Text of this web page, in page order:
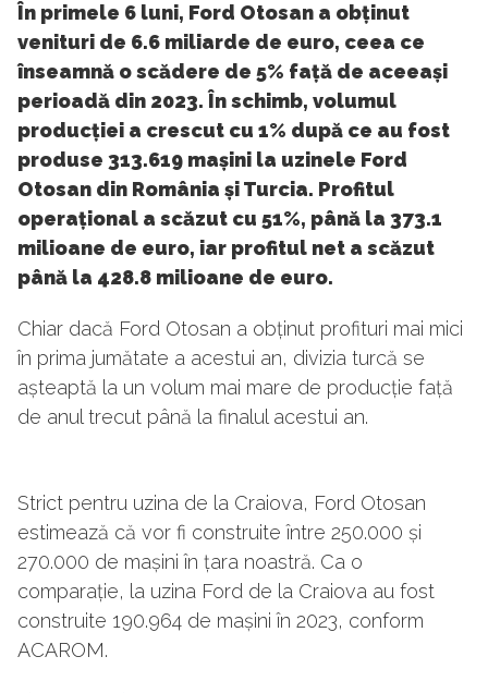
În primele 6 luni, Ford Otosan a obținut
venituri de 6.6 miliarde de euro, ceea ce
înseamnă o scădere de 5% față de aceeași
perioadă din 2023. În schimb, volumul
producției a crescut cu 1% după ce au fost
produse 313.619 mașini la uzinele Ford
Otosan din România și Turcia. Profitul
operațional a scăzut cu 51%, până la 373.1
milioane de euro, iar profitul net a scăzut
până la 428.8 milioane de euro.
Chiar dacă Ford Otosan a obținut profituri mai mici
în prima jumătate a acestui an, divizia turcă se
așteaptă la un volum mai mare de producție față
de anul trecut până la finalul acestui an.
Strict pentru uzina de la Craiova, Ford Otosan
estimează că vor fi construite între 250.000 și
270.000 de mașini în țara noastră. Ca o
comparație, la uzina Ford de la Craiova au fost
construite 190.964 de mașini în 2023, conform
ACAROM.